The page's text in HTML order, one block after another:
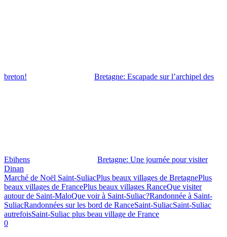
breton! Bretagne: Escapade sur l’archipel des
Ebihens
Bretagne: Une journée pour visiter
Dinan
Marché de Noël Saint-SuliacPlus beaux villages de BretagnePlus
beaux villages de FrancePlus beaux villages RanceQue visiter
autour de Saint-MaloQue voir à Saint-Suliac?Randonnée à Saint-
SuliacRandonnées sur les bord de RanceSaint-SuliacSaint-Suliac
autrefoisSaint-Suliac plus beau village de France
0